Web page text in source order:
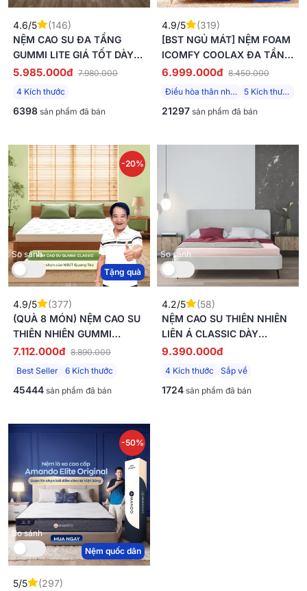
4.6/5
(146)
NỆM CAO SU ĐA TẦNG
GUMMI LITE GIÁ TỐT DÀY
10CM
5.985.000đ 7.980.000
4 Kích thước
6398 sản phẩm đã bán
4.9/5
(319)
[BST NGỦ MÁT] NỆM FOAM
ICOMFY COOLAX ĐA TẦNG
THOÁNG MÁT, MASSAGE
THƯ GIÃN DÀY 15CM
6.999.000đ 8.450.000
Điều hòa thân nhiệt
5 Kích thước
21297 sản phẩm đã bán
So sánh
-20%
Tặng quà
4.9/5
(377)
(QUÀ 8 MÓN) NỆM CAO SU
THIÊN NHIÊN GUMMI
CLASSIC THẾ HỆ MỚI DÀY
7.112.000đ 8.890.000
Best Seller
6 Kích thước
45444 sản phẩm đã bán
So sánh
4.2/5
(58)
NỆM CAO SU THIÊN NHIÊN
LIÊN Á CLASSIC DÀY
5/10CM
9.390.000đ
4 Kích thước Sắp về
1724 sản phẩm đã bán
So sánh
-50%
Nệm quốc dân
5/5
(297)